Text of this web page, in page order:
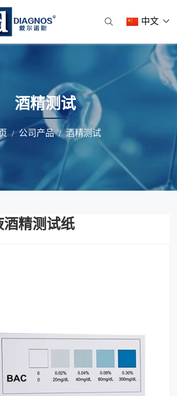
中文
酒精测试
公司产品 酒精测试
酒精测试纸